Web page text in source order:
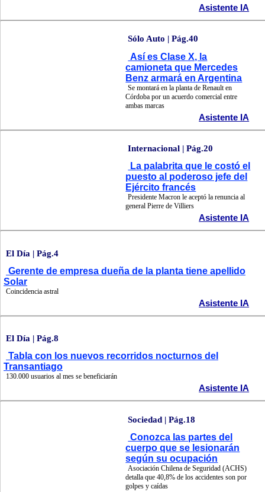
Asistente IA
Sólo Auto | Pág.40
Así es Clase X, la
camioneta que Mercedes
Benz armará en Argentina
Se montará en la planta de Renault en
Córdoba por un acuerdo comercial entre
ambas marcas
Asistente IA
Internacional | Pág.20
La palabrita que le costó el
puesto al poderoso jefe del
Ejército francés
Presidente Macron le aceptó la renuncia al
general Pierre de Villiers
Asistente IA
El Día | Pág.4
Gerente de empresa dueña de la planta tiene apellido
Solar
Coincidencia astral
Asistente IA
El Día | Pág.8
Tabla con los nuevos recorridos nocturnos del
Transantiago
130.000 usuarios al mes se beneficiarán
Asistente IA
Sociedad | Pág.18
Conozca las partes del
cuerpo que se lesionarán
según su ocupación
Asociación Chilena de Seguridad (ACHS)
detalla que 40,8% de los accidentes son por
golpes y caídas